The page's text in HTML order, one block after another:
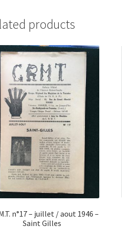
products
n°17 – juillet / aout 1946 –
Saint Gilles